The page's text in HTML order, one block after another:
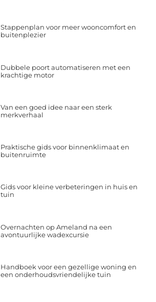
Stappenplan voor meer wooncomfort en
buitenplezier
Dubbele poort automatiseren met een
krachtige motor
Van een goed idee naar een sterk
merkverhaal
Praktische gids voor binnenklimaat en
buitenruimte
Gids voor kleine verbeteringen in huis en
tuin
Overnachten op Ameland na een
avontuurlijke wadexcursie
Handboek voor een gezellige woning en
een onderhoudsvriendelijke tuin